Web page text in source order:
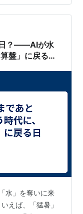
ついて理解した
おすすめの記事
？――AIが水
盤」に戻る日
水」を奪いに来
えば、「猛暑」